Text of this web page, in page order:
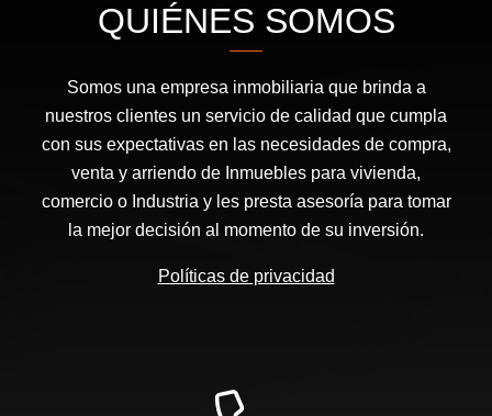
QUIÉNES SOMOS
Somos una empresa inmobiliaria que brinda a
nuestros clientes un servicio de calidad que cumpla
con sus expectativas en las necesidades de compra,
venta y arriendo de Inmuebles para vivienda,
comercio o Industria y les presta asesoría para tomar
la mejor decisión al momento de su inversión.
Políticas de privacidad